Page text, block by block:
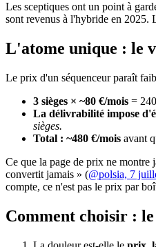
Les sceptiques ont un point à
sont revenus à l'hybride en
L'atome unique : le
Le prix d'un séquenceur paraît
3 sièges × ~80 €/mois =
La délivrabilité impose
sièges.
Total : ~480 €/mois avant
Ce que la page de prix ne montre
convertit jamais » (@polsia, 7
compte, ce n'est pas le prix par
Comment choisir :